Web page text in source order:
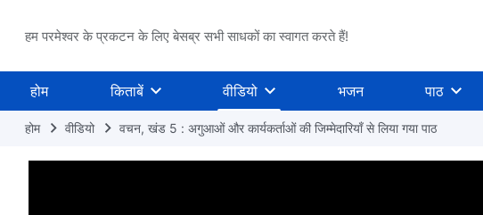
हम परमेश्वर के प्रकटन के लिए बेसब्र सभी साधकों का स्वागत करते हैं!
होम किताबें वीडियो भजन पाठ
होम वीडियो वचन, खंड 5 : अगुआओं और कार्यकर्ताओं की जिम्मेदारियाँ से लिया गया पाठ